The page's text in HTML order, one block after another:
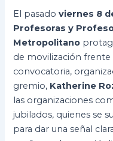
El pasadoviernes 8
Profesoras y
Metropolitano
de movilización frente
convocatoria,
gremio, Katherine
las organizaciones
jubilados, quienes se
para dar una señal